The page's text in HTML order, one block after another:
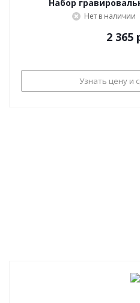
Набор
Нет в наличии
2 365
Узнать цену и